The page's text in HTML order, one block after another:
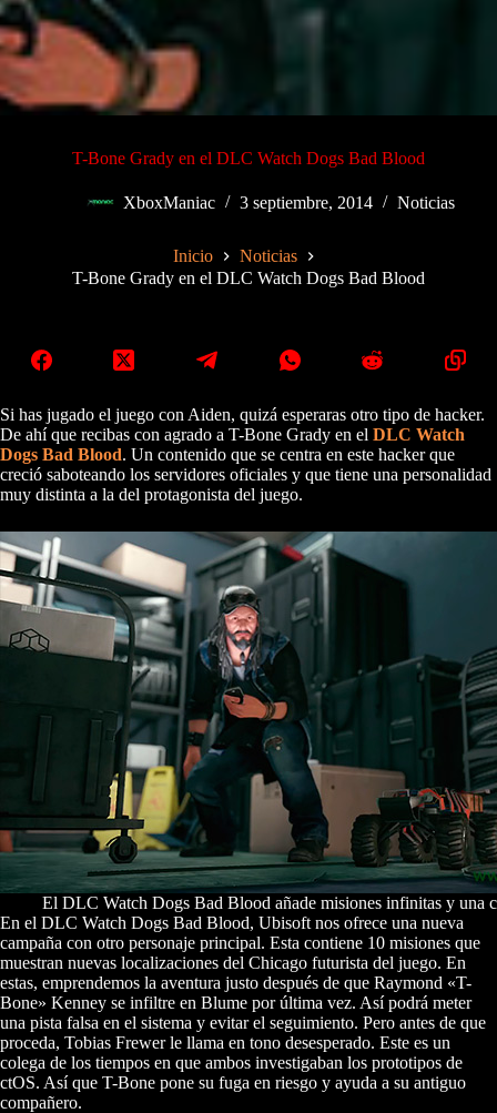
T-Bone Grady en el DLC Watch Dogs Bad Blood
XboxManiac 3 septiembre, 2014 Noticias
Inicio
Noticias
T-Bone Grady en el DLC Watch Dogs Bad Blood
Si has jugado el juego con Aiden, quizá esperaras otro tipo de hacker.
De ahí que recibas con agrado a T-Bone Grady en el DLC Watch
Dogs Bad Blood. Un contenido que se centra en este hacker que
creció saboteando los servidores oficiales y que tiene una personalidad
muy distinta a la del protagonista del juego.
El DLC Watch Dogs Bad Blood añade misiones infinitas y una
En el DLC Watch Dogs Bad Blood, Ubisoft nos ofrece una nueva
campaña con otro personaje principal. Esta contiene 10 misiones que
muestran nuevas localizaciones del Chicago futurista del juego. En
estas, emprendemos la aventura justo después de que Raymond «T-
Bone» Kenney se infiltre en Blume por última vez. Así podrá meter
una pista falsa en el sistema y evitar el seguimiento. Pero antes de que
proceda, Tobias Frewer le llama en tono desesperado. Este es un
colega de los tiempos en que ambos investigaban los prototipos de
ctOS. Así que T-Bone pone su fuga en riesgo y ayuda a su antiguo
compañero.